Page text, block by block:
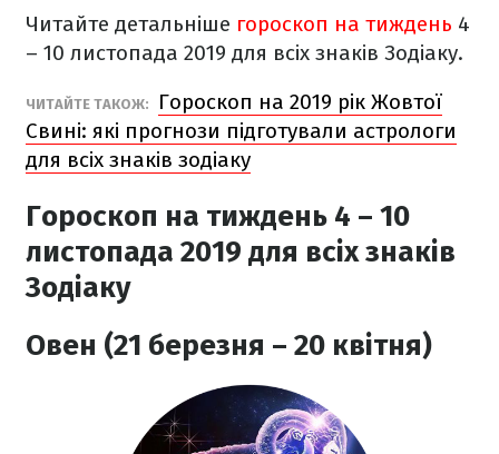
Читайте детальніше гороскоп на тиждень 4
– 10 листопада 2019 для всіх знаків Зодіаку.
ЧИТАЙТЕ ТАКОЖ:
Гороскоп на 2019 рік Жовтої
Свині: які прогнози підготували астрологи
для всіх знаків зодіаку
Гороскоп на тиждень 4 – 10
листопада 2019 для всіх знаків
Зодіаку
Овен (21 березня – 20 квітня)